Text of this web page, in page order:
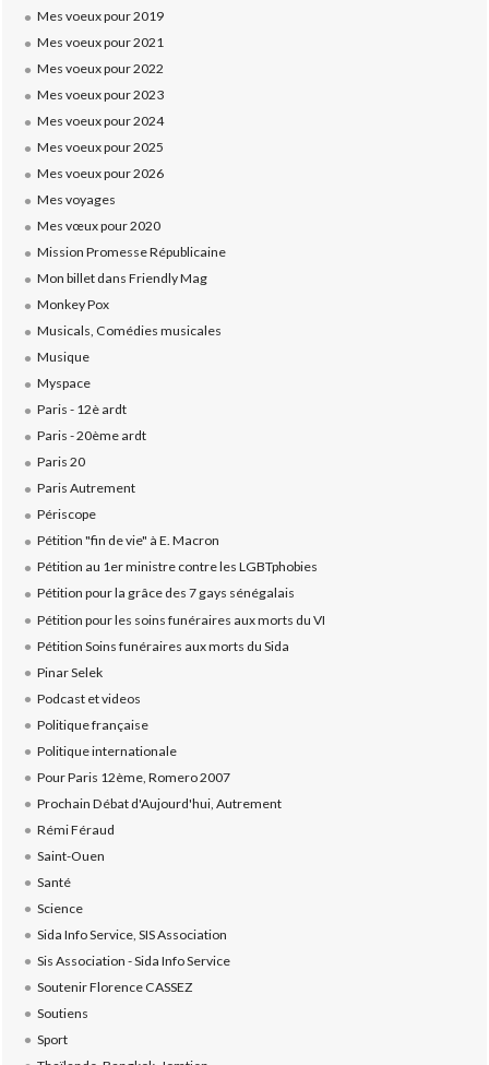
Mes voeux pour 2019
Mes voeux pour 2021
Mes voeux pour 2022
Mes voeux pour 2023
Mes voeux pour 2024
Mes voeux pour 2025
Mes voeux pour 2026
Mes voyages
Mes vœux pour 2020
Mission Promesse Républicaine
Mon billet dans Friendly Mag
Monkey Pox
Musicals, Comédies musicales
Musique
Myspace
Paris - 12è ardt
Paris - 20ème ardt
Paris 20
Paris Autrement
Périscope
Pétition "fin de vie" à E. Macron
Pétition au 1er ministre contre les LGBTphobies
Pétition pour la grâce des 7 gays sénégalais
Pétition pour les soins funéraires aux morts du VI
Pétition Soins funéraires aux morts du Sida
Pinar Selek
Podcast et videos
Politique française
Politique internationale
Pour Paris 12ème, Romero 2007
Prochain Débat d'Aujourd'hui, Autrement
Rémi Féraud
Saint-Ouen
Santé
Science
Sida Info Service, SIS Association
Sis Association - Sida Info Service
Soutenir Florence CASSEZ
Soutiens
Sport